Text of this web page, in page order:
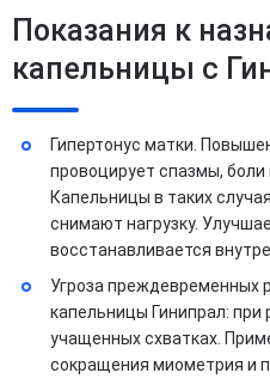
Показания к
капельницы с
Гипертонус матки.
провоцирует спазмы, боли
Капельницы в таких
снимают нагрузку.
восстанавливается
Угроза преждевременных
капельницы Гинипрал:
учащенных схватках.
сокращения миометрия и